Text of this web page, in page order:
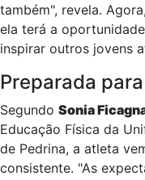
também", revela.
ela terá a
inspirar outros jovens
Preparada
Segundo Sonia
Educação Física da
de Pedrina, a atleta
consistente. "As